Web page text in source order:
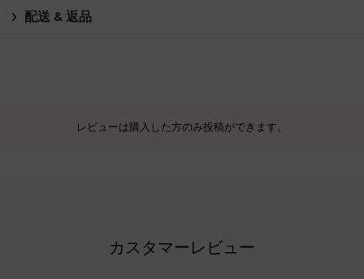
配送 & 返品
レビューは購入した方のみ投稿ができます。
カスタマーレビュー